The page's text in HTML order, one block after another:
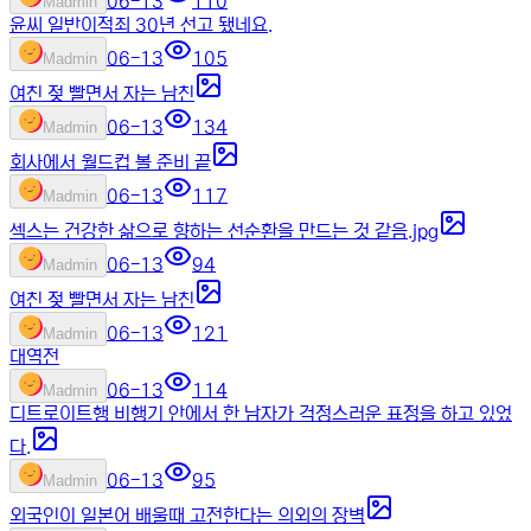
윤씨 일반이적죄 30년 선고 됐네요.
Madmin 06-13
105
여친 젖 빨면서 자는 남친
Madmin 06-13
134
회사에서 월드컵 볼 준비 끝
Madmin 06-13
117
섹스는 건강한 삶으로 향하는 선순환을 만드는 것 같음.jpg
Madmin 06-13
94
여친 젖 빨면서 자는 남친
Madmin 06-13
121
대역전
Madmin 06-13
114
디트로이트행 비행기 안에서 한 남자가 걱정스러운 표정을 하고 있었
다.
Madmin 06-13
95
외국인이 일본어 배울때 고전한다는 의외의 장벽